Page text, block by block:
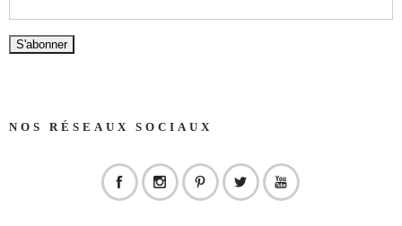
NOS RÉSEAUX SOCIAUX